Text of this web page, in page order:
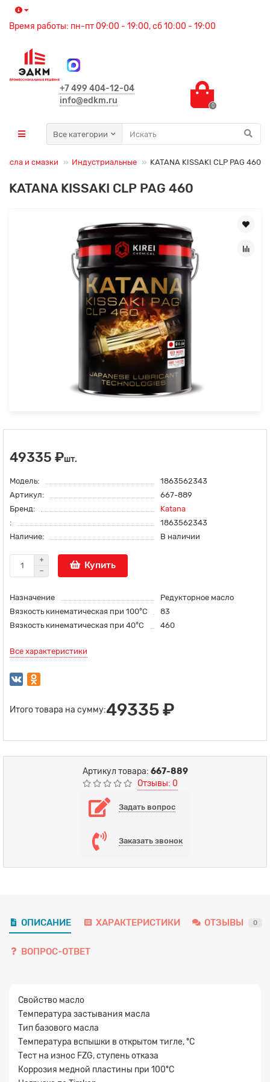
Время работы: пн-пт 09:00 - 19:00, сб 10:00 - 19:00
+7 499 404-12-04
info@edkm.ru
0
Все категории
и смазки Индустриальные KATANA KISSAKI CLP PAG 460
KATANA KISSAKI CLP PAG 460
49335 ₽шт.
Модель:
1863562343
Артикул:
667-889
Бренд:
Katana
:
1863562343
Наличие:
В наличии
Купить
Назначение
Редукторное масло
Вязкость кинематическая при 100°С
83
Вязкость кинематическая при 40°С
460
Все характеристики
Итого товара на сумму:49335 ₽
Артикул товара: 667-889
Отзывы: 0
Задать вопрос
Заказать звонок
ОПИСАНИЕ ХАРАКТЕРИСТИКИ ОТЗЫВЫ 0
ВОПРОС-ОТВЕТ
Свойство масло
Температура застывания масла
Тип базового масла
Температура вспышки в открытом тигле, ºC
Тест на износ FZG, ступень отказа
Коррозия медной пластины при 100ºC
Заявка на расчет